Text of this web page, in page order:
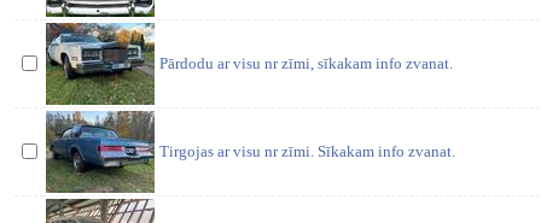
Pārdodu ar visu nr zīmi, sīkakam info zvanat.
Tirgojas ar visu nr zīmi. Sīkakam info zvanat.